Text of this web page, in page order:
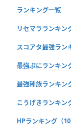
ランキング一覧
リセマラランキン
スコアタ最強ラン
最強ぷにランキン
最強種族ランキン
こうげきランキン
HPランキング（10